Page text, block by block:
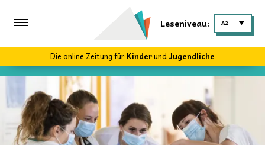
Leseniveau: A2
Die online Zeitung fürKinderundJugendliche